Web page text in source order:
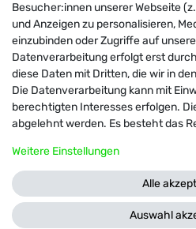
MiniHeld B2B auf
MiniHeld B2B
MiniHeld
© 2026 MiniHeld B2B
|
Alle Preise inkl. MwSt.,
Besucher:innen unserer Webseite
und Anzeigen zu personalisieren,
einzubinden oder Zugriffe auf
Datenverarbeitung erfolgt erst
diese Daten mit Dritten, die wir in
Die Datenverarbeitung kann mit
berechtigten Interesses erfolgen.
abgelehnt werden. Es besteht das
widerrufen. Weitere Informationen
personenbezogener Daten und den
Daten­schutz­erklärung
Weitere Einstellungen
Alle
Auswahl